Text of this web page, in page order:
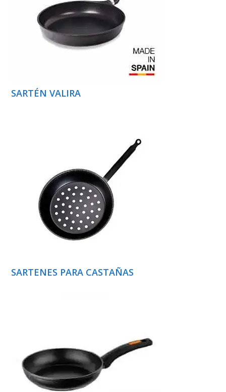
SARTÉN VALIRA
SARTENES PARA CASTAÑAS